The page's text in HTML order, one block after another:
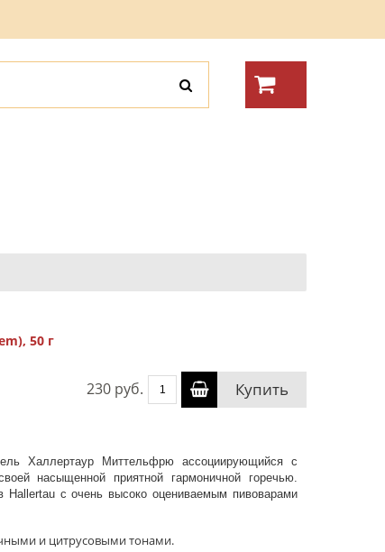
50 г
230 руб. Купить
Халлертаур Миттельфрю ассоциирующийся с
насыщенной приятной гармоничной горечью.
Hallertau с очень высоко оцениваемым пивоварами
и цитрусовыми тонами.